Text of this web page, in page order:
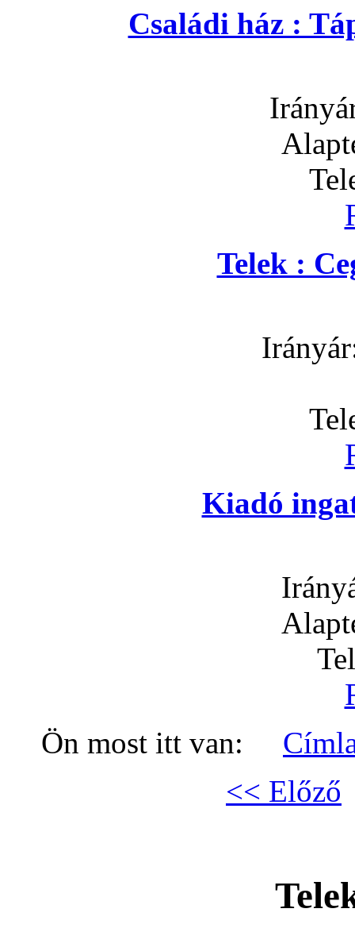
Családi ház :
Telek :
Kiadó
Ön most itt van:
<< Előző